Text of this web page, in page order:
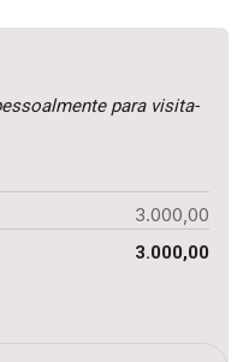
para visita-
3.000,00
3.000,00